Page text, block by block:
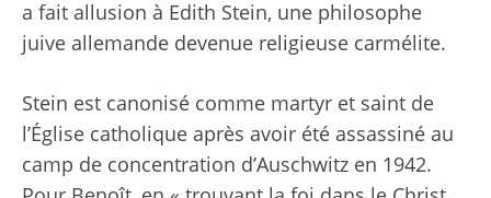
a fait allusion à Edith Stein, une philosophe
juive allemande devenue religieuse carmélite.
Stein est canonisé comme martyr et saint de
l’Église catholique après avoir été assassiné au
camp de concentration d’Auschwitz en 1942.